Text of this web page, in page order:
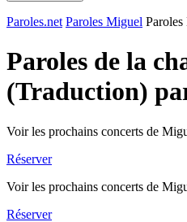
Paroles.net Paroles Miguel
Paroles de la
(Traduction)
Voir les prochains concerts de
Réserver
Voir les prochains concerts de
Réserver